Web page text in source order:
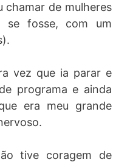
chamar de mulheres
fosse, com um
vez que ia parar e
programa e ainda
era meu grande
tive coragem de